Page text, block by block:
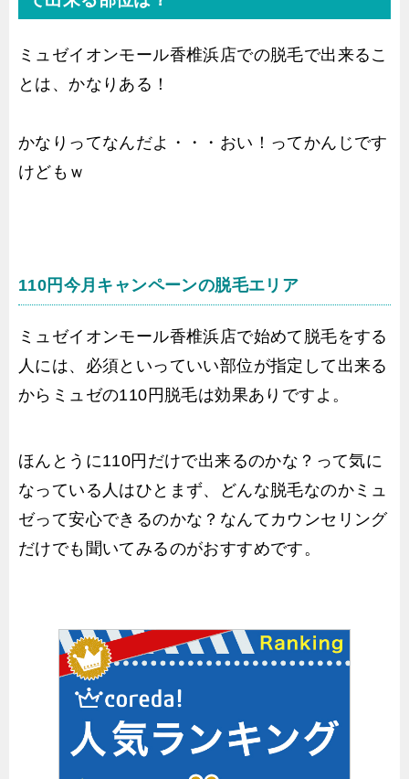
ミュゼイオンモール香椎浜店での脱毛で出来るこ
とは、かなりある！
かなりってなんだよ・・・おい！ってかんじです
けどもｗ
110円今月キャンペーンの脱毛エリア
ミュゼイオンモール香椎浜店で始めて脱毛をする
人には、必須といっていい部位が指定して出来る
からミュゼの110円脱毛は効果ありですよ。
ほんとうに110円だけで出来るのかな？って気に
なっている人はひとまず、どんな脱毛なのかミュ
ゼって安心できるのかな？なんてカウンセリング
だけでも聞いてみるのがおすすめです。